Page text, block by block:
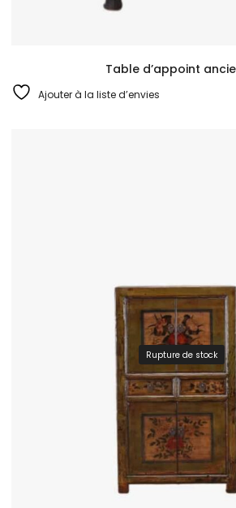
Table d’appoint
Ajouter à la liste d’envies
Rupture de stock